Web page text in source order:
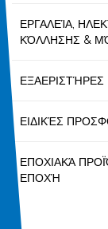
ΕΡΓΑΛΕΊΑ,
ΚΌΛΛΗΣΗΣ &
ΕΙΔΙΚΈΣ
ΕΠΟΧΙΑΚΆ
ΕΠΟΧΉ